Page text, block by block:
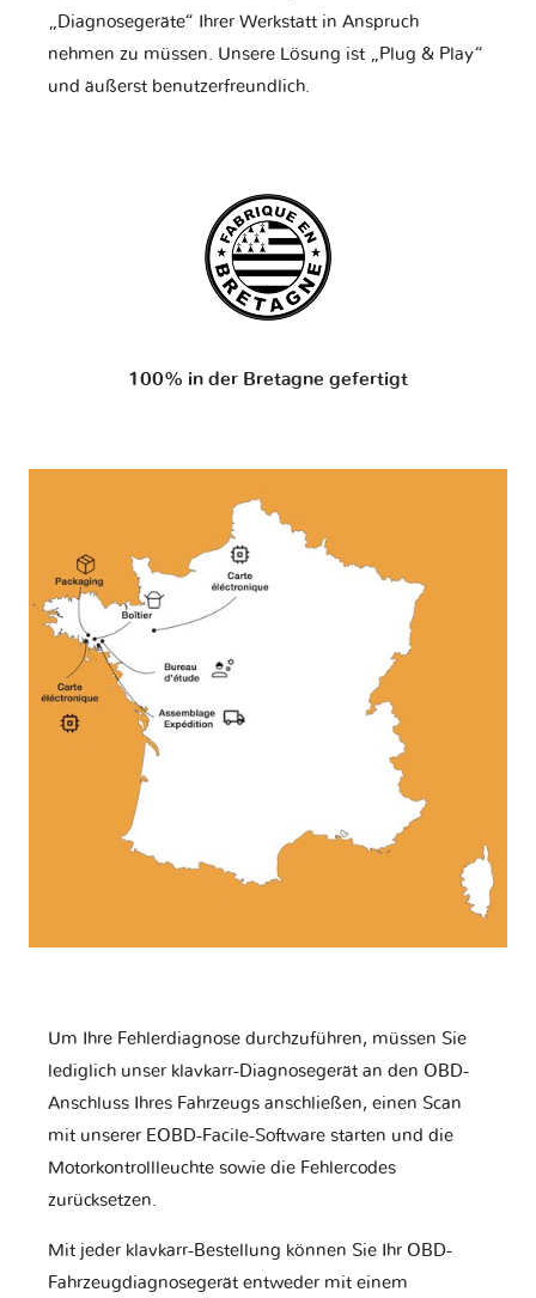
„Diagnosegeräte“ Ihrer Werkstatt in Anspruch
nehmen zu müssen. Unsere Lösung ist „Plug & Play“
und äußerst benutzerfreundlich.
100% in der Bretagne gefertigt
Um Ihre Fehlerdiagnose durchzuführen, müssen Sie
lediglich unser klavkarr-Diagnosegerät an den OBD-
Anschluss Ihres Fahrzeugs anschließen, einen Scan
mit unserer EOBD-Facile-Software starten und die
Motorkontrollleuchte sowie die Fehlercodes
zurücksetzen.
Mit jeder klavkarr-Bestellung können Sie Ihr OBD-
Fahrzeugdiagnosegerät entweder mit einem